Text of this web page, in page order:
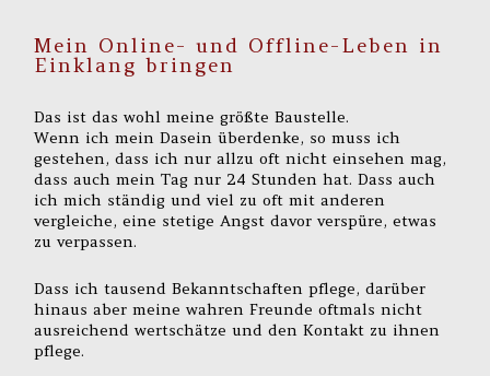
Mein Online- und Offline-Leben in
Einklang bringen
Das ist das wohl meine größte Baustelle.
Wenn ich mein Dasein überdenke, so muss ich
gestehen, dass ich nur allzu oft nicht einsehen mag,
dass auch mein Tag nur 24 Stunden hat. Dass auch
ich mich ständig und viel zu oft mit anderen
vergleiche, eine stetige Angst davor verspüre, etwas
zu verpassen.
Dass ich tausend Bekanntschaften pflege, darüber
hinaus aber meine wahren Freunde oftmals nicht
ausreichend wertschätze und den Kontakt zu ihnen
pflege.